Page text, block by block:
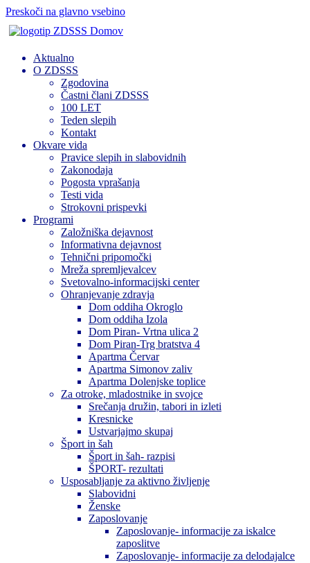
Preskoči na glavno vsebino
Domov
Aktualno
O ZDSSS
Zgodovina
Častni člani ZDSSS
100 LET
Teden slepih
Kontakt
Okvare vida
Pravice slepih in slabovidnih
Zakonodaja
Pogosta vprašanja
Testi vida
Strokovni prispevki
Programi
Založniška dejavnost
Informativna dejavnost
Tehnični pripomočki
Mreža spremljevalcev
Svetovalno-informacijski center
Ohranjevanje zdravja
Dom oddiha Okroglo
Dom oddiha Izola
Dom Piran- Vrtna ulica 2
Dom Piran-Trg bratstva 4
Apartma Červar
Apartma Simonov zaliv
Apartma Dolenjske toplice
Za otroke, mladostnike in svojce
Srečanja družin, tabori in izleti
Kresnicke
Ustvarjajmo skupaj
Šport in šah
Šport in šah- razpisi
ŠPORT- rezultati
Usposabljanje za aktivno življenje
Slabovidni
Ženske
Zaposlovanje
Zaposlovanje- informacije za iskalce
zaposlitve
Zaposlovanje- informacije za delodajalce